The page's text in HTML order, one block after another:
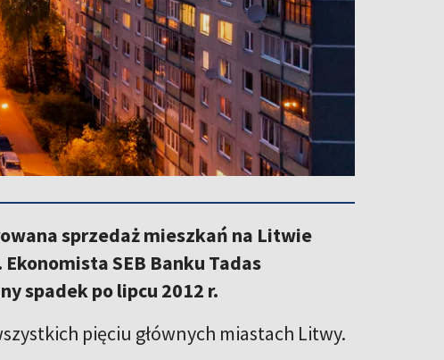
sprzedaż mieszkań na Litwie
SEB Banku Tadas
spadek po lipcu 2012 r.
pięciu głównych miastach Litwy.